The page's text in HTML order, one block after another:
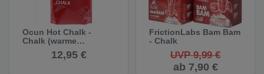
Ocun Hot Chalk -
Chalk (warme
Temperaturen)
12,95 €
FrictionLabs Bam Bam
- Chalk
UVP 9,99 €
ab 7,90 €